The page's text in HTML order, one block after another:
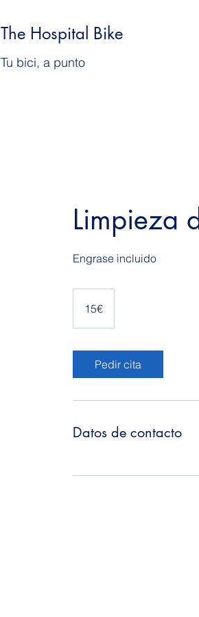
The Hospital Bike
Tu bici, a punto
Limpieza
Engrase incluido
15€
Pedir cita
Datos de contacto